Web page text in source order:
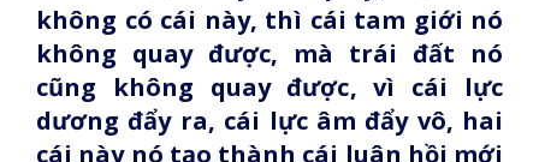
không có cái này, thì cái tam giới nó
không quay được, mà trái đất nó
cũng không quay được, vì cái lực
dương đẩy ra, cái lực âm đẩy vô, hai
cái này nó tạo thành cái luân hồi mới